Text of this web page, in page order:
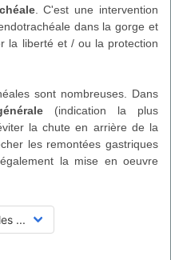
. C'est une intervention
dans la gorge et
la liberté et / ou la protection
sont nombreuses. Dans
(indication la plus
la chute en arrière de la
les remontées gastriques
la mise en oeuvre